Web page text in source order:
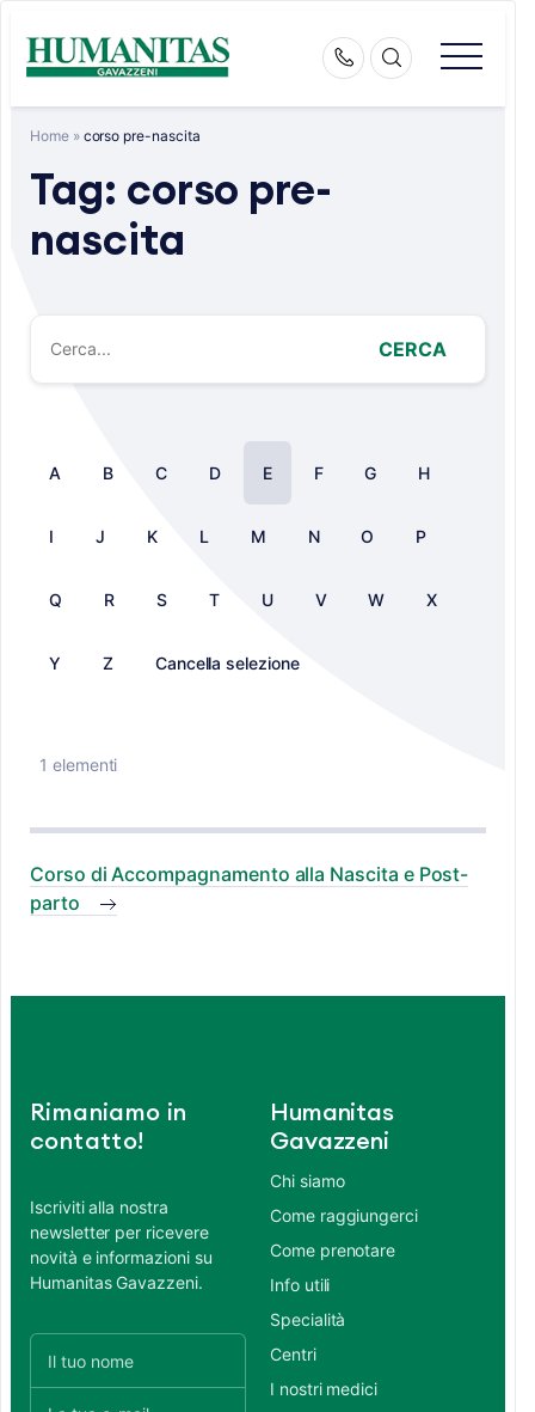
content
Home» corso pre-nascita
Tag: corso pre-
nascita
CERCA
A B C D E F G H
I J K L M N O P
Q R S T U V W X
Y Z Cancella selezione
1 elementi
Corso di Accompagnamento alla Nascita e Post-
parto
Rimaniamo in
contatto!
Iscriviti alla nostra
newsletter per ricevere
novità e informazioni su
Humanitas Gavazzeni.
Humanitas
Gavazzeni
Chi siamo
Come raggiungerci
Come prenotare
Info utili
Specialità
Centri
I nostri medici